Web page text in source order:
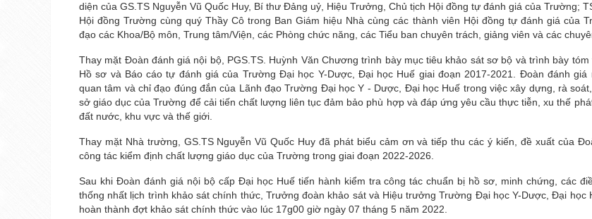
diện của GS.TS Nguyễn Vũ Quốc Huy, Bí thư Đảng uỷ, Hiệu Trưởng, Chủ tịch Hội đồng tự đánh giá của Trường;
Hội đồng Trường cùng quý Thầy Cô trong Ban Giám hiệu Nhà cùng các thành viên Hội đồng tự đánh giá của
đạo các Khoa/Bộ môn, Trung tâm/Viện, các Phòng chức năng, các Tiểu ban chuyên trách, giảng viên và các
Thay mặt Đoàn đánh giá nội bộ, PGS.TS. Huỳnh Văn Chương trình bày mục tiêu khảo sát sơ bộ và trình bày
Hồ sơ và Báo cáo tự đánh giá của Trường Đại học Y-Dược, Đại học Huế giai đoạn 2017-2021. Đoàn đánh
quan tâm và chỉ đạo đúng đắn của Lãnh đạo Trường Đại học Y - Dược, Đại học Huế trong việc xây dựng, rà
sở giáo dục của Trường để cải tiến chất lượng liên tục đảm bảo phù hợp và đáp ứng yêu cầu thực tiễn, xu thế
đất nước, khu vực và thế giới.
Thay mặt Nhà trường, GS.TS Nguyễn Vũ Quốc Huy đã phát biểu cảm ơn và tiếp thu các ý kiến, đề xuất của
công tác kiểm định chất lượng giáo dục của Trường trong giai đoạn 2022-2026.
Sau khi Đoàn đánh giá nội bộ cấp Đại học Huế tiến hành kiểm tra công tác chuẩn bị hồ sơ, minh chứng, các
thống nhất lịch trình khảo sát chính thức, Trưởng đoàn khảo sát và Hiệu trưởng Trường Đại học Y-Dược, Đại học
hoàn thành đợt khảo sát chính thức vào lúc 17g00 giờ ngày 07 tháng 5 năm 2022.